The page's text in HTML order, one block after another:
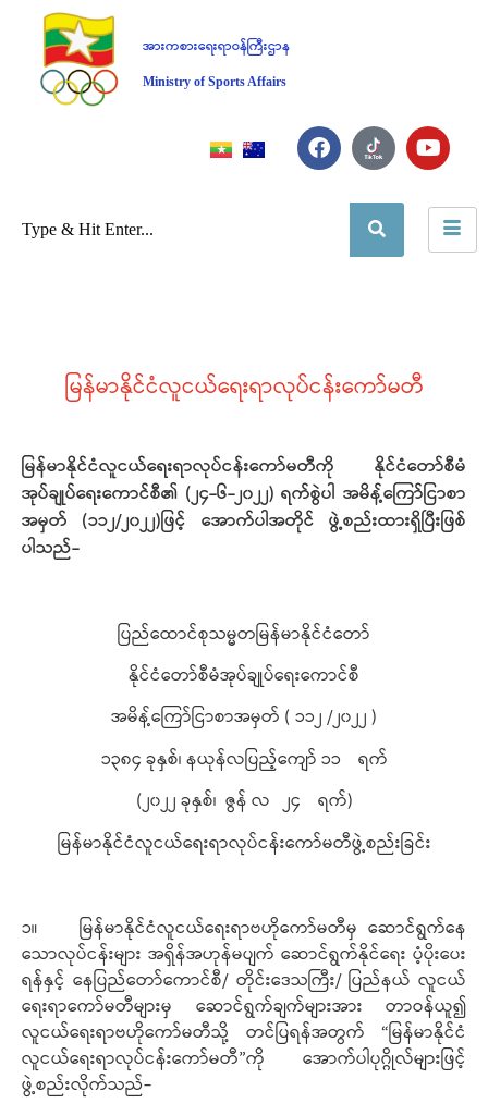
အားကစားရေးရာဝန်ကြီးဌာန
Ministry of Sports Affairs
မြန်မာနိုင်ငံလူငယ်ရေးရာလုပ်ငန်းကော်မတီ
မြန်မာနိုင်ငံလူငယ်ရေးရာလုပ်ငန်းကော်မတီကို နိုင်ငံတော်စီမံ
အုပ်ချုပ်ရေးကောင်စီ၏ (၂၄-၆-၂၀၂၂) ရက်စွဲပါ အမိန့်ကြော်ငြာစာ
အမှတ် (၁၁၂/၂၀၂၂)ဖြင့် အောက်ပါအတိုင် ဖွဲ့စည်းထားရှိပြီးဖြစ်
ပါသည်-
ပြည်ထောင်စုသမ္မတမြန်မာနိုင်ငံတော်
နိုင်ငံတော်စီမံအုပ်ချုပ်ရေးကောင်စီ
အမိန့်ကြော်ငြာစာအမှတ် ( ၁၁၂ /၂၀၂၂ )
၁၃၈၄ ခုနှစ်၊ နယုန်လပြည့်ကျော် ၁၁ ရက်
(၂၀၂၂ ခုနှစ်၊ ဇွန် လ ၂၄ ရက်)
မြန်မာနိုင်ငံလူငယ်ရေးရာလုပ်ငန်းကော်မတီဖွဲ့စည်းခြင်း
၁။ မြန်မာနိုင်ငံလူငယ်ရေးရာဗဟိုကော်မတီမှ ဆောင်ရွက်နေ
သောလုပ်ငန်းများ အရှိန်အဟုန်မပျက် ဆောင်ရွက်နိုင်ရေး ပံ့ပိုးပေး
ရန်နှင့် နေပြည်တော်ကောင်စီ/ တိုင်းဒေသကြီး/ ပြည်နယ် လူငယ်
ရေးရာကော်မတီများမှ ဆောင်ရွက်ချက်များအား တာဝန်ယူ၍
လူငယ်ရေးရာဗဟိုကော်မတီသို့ တင်ပြရန်အတွက် “မြန်မာနိုင်ငံ
လူငယ်ရေးရာလုပ်ငန်းကော်မတီ”ကို အောက်ပါပုဂ္ဂိုလ်များဖြင့်
ဖွဲ့စည်းလိုက်သည်-